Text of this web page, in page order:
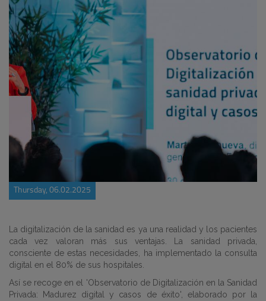
Thursday, 06.02.2025
La digitalización de la sanidad es ya una realidad y los pacientes
cada vez valoran más sus ventajas. La sanidad privada,
consciente de estas necesidades,
ha implementado la consulta
digital en el 80% de sus hospitales
Así se recoge en el 'Observatorio de Digitalización en la Sanidad
Privada: Madurez digital y casos de éxito', elaborado por la